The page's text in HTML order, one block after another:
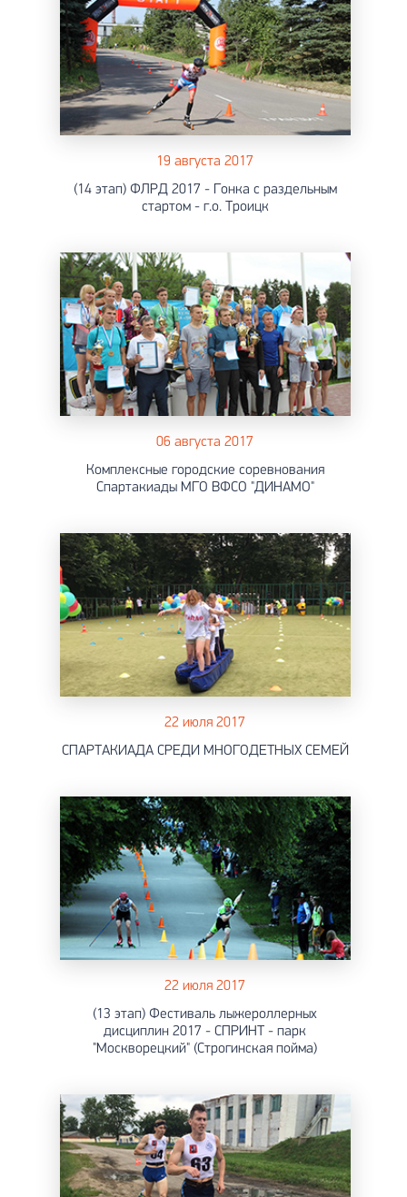
19 августа 2017
(14 этап) ФЛРД 2017 - Гонка с раздельным
стартом - г.о. Троицк
06 августа 2017
Комплексные городские соревнования
Спартакиады МГО ВФСО "ДИНАМО"
22 июля 2017
СПАРТАКИАДА СРЕДИ МНОГОДЕТНЫХ СЕМЕЙ
22 июля 2017
(13 этап) Фестиваль лыжероллерных
дисциплин 2017 - СПРИНТ - парк
"Москворецкий" (Строгинская пойма)